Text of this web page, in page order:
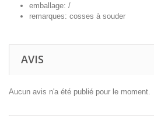
emballage: /
remarques: cosses à souder
AVIS
Aucun avis n'a été publié pour le moment.